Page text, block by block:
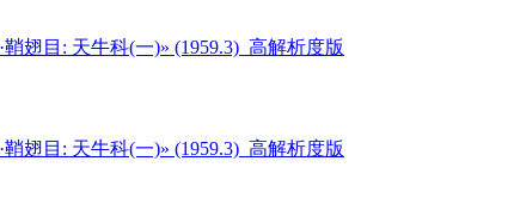
翅目: 天牛科(一)» (1959.3)_高解析度版
翅目: 天牛科(一)» (1959.3)_高解析度版